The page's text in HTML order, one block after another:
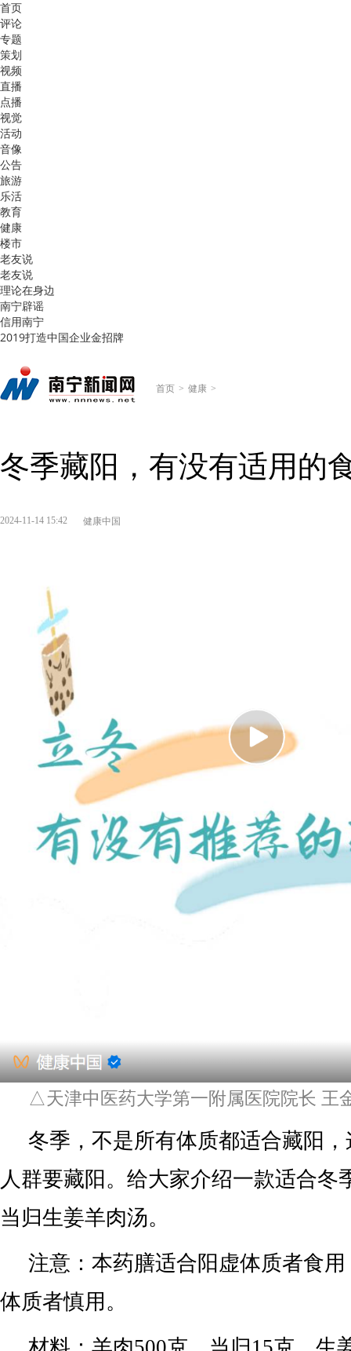
首页
评论
专题
策划
视频
直播
点播
视觉
活动
音像
公告
旅游
乐活
教育
健康
楼市
老友说
老友说
理论在身边
南宁辟谣
信用南宁
2019打造中国企业金招牌
首页 > 健康 >
冬季藏阳，有没有适用的
2024-11-14 15:42 健康中国
△天津中医药大学第一附属医院院长 王
冬季，不是所有体质都适合藏阳
人群要藏阳。给大家介绍一款适合
当归生姜羊肉汤。
注意：本药膳适合阳虚体质者食
体质者慎用。